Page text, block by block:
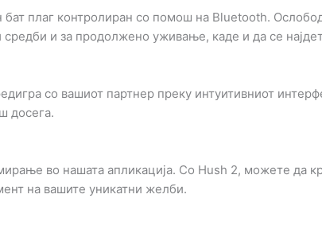
плаг контролиран со помош на Bluetooth.
средби и за продолжено уживање, каде и да се
со вашиот партнер преку интуитивниот
досега.
во нашата апликација. Со Hush 2, можете да
на вашите уникатни желби.